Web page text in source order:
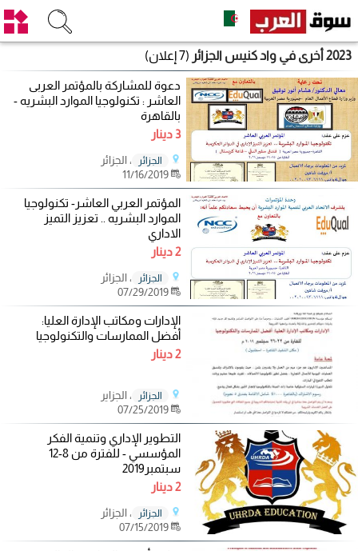
2023 أخرى في واد كنيس الجزائر (7 إعلان)
دعوة للمشاركة بالمؤتمر العربى
العاشر : تكنولوجيا الموارد البشريه -
بالقاهرة
3 دينار
الجزائر
، الجزائر
11/16/2019
المؤتمر العربي العاشر- تكنولوجيا
الموارد البشريه .. تعزيز التميز
الاداري
2 دينار
الجزائر
، الجزائر
07/29/2019
الإدارات ومكاتب الإدارة العليا:
أفضل الممارسات والتكنولوجيا
2 دينار
الجزائر
، الجزاير
07/25/2019
التطوير الإداري وتنمية الفكر
المؤسسي - للفترة من 8-12
سبتمبر2019
2 دينار
الجزائر
، الجزائر
07/15/2019